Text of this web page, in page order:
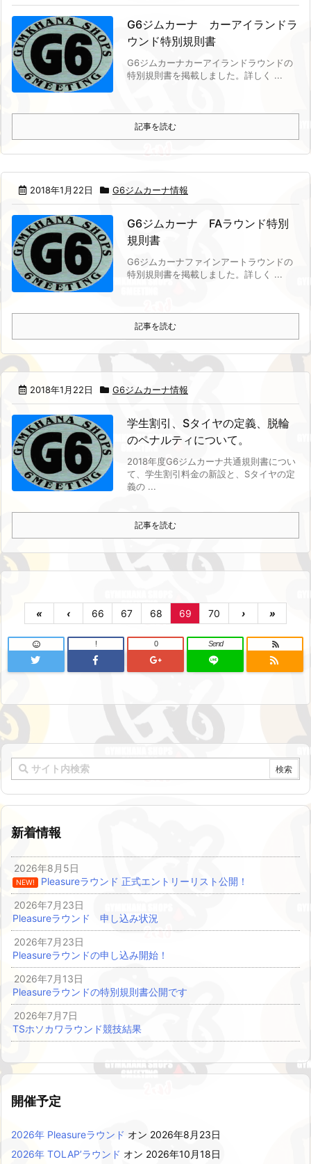
G6ジムカーナ カーアイランドラ
ウンド特別規則書
G6ジムカーナカーアイランドラウンドの
特別規則書を掲載しました。 詳しく ...
記事を読む
2018年1月22日 G6ジムカーナ情報
G6ジムカーナ FAラウンド特別
規則書
G6ジムカーナファインアートラウンドの
特別規則書を掲載しました。 詳しく ...
記事を読む
2018年1月22日 G6ジムカーナ情報
学生割引、Sタイヤの定義、脱輪
のペナルティについて。
2018年度G6ジムカーナ共通規則書につい
て、学生割引料金の新設と、Sタイヤの定
義の ...
記事を読む
« ‹ 66 67 68 69 70 › »
! 0 Send
新着情報
2026年8月5日
NEW!
Pleasureラウンド 正式エントリーリスト公開！
2026年7月23日
Pleasureラウンド 申し込み状況
2026年7月23日
Pleasureラウンドの申し込み開始！
2026年7月13日
Pleasureラウンドの特別規則書公開です
2026年7月7日
TSホソカワラウンド競技結果
開催予定
2026年 Pleasureラウンド オン 2026年8月23日
2026年 TOLAP’ラウンド オン 2026年10月18日